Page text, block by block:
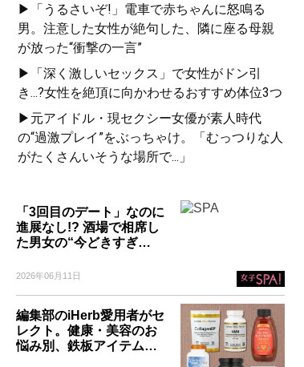
▶「うるさいぞ!」電車で赤ちゃんに怒鳴る
男。注意した女性が絶句した、隣に座る母親
が放った“衝撃の一言”
▶「深く激しいセックス」で女性がドン引
き...?女性を絶頂に向かわせるおすすめ体位3つ
▶元アイドル・現セクシー女優が素人時代
の“過激プレイ”をぶっちゃけ。「むっつりな人
がたくさんいそうな場所で...」
「3回目のデート」なのに
進展なし!? 酒場で相席し
た男女の“今どきすぎ…
2026年06月11日
編集部のiHerb愛用者がセ
レクト。健康・美容のお
悩み別、鉄板アイテム…